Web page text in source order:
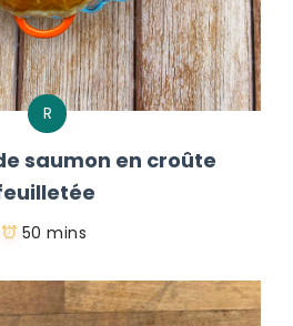
R
saumon en croûte
50 mins